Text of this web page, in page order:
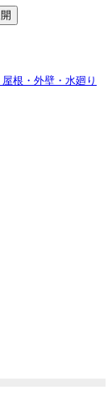
根・外壁・水廻り